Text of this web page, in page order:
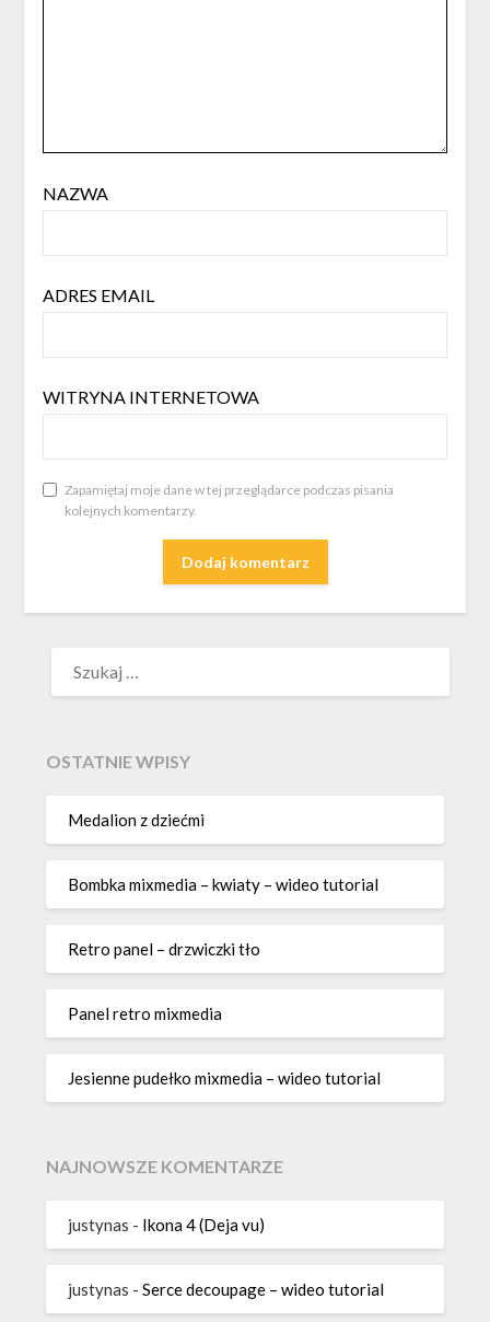
NAZWA
ADRES EMAIL
WITRYNA INTERNETOWA
Zapamiętaj moje dane w tej przeglądarce podczas pisania
kolejnych komentarzy.
OSTATNIE WPISY
Medalion z dziećmi
Bombka mixmedia – kwiaty – wideo tutorial
Retro panel – drzwiczki tło
Panel retro mixmedia
Jesienne pudełko mixmedia – wideo tutorial
NAJNOWSZE KOMENTARZE
justynas - Ikona 4 (Deja vu)
justynas -Serce decoupage – wideo tutorial